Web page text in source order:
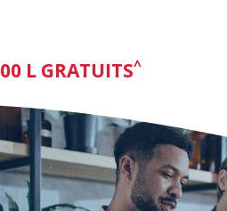
L GRATUITS^